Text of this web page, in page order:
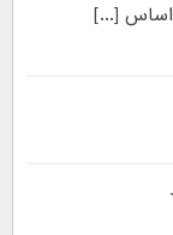
اساس [...]